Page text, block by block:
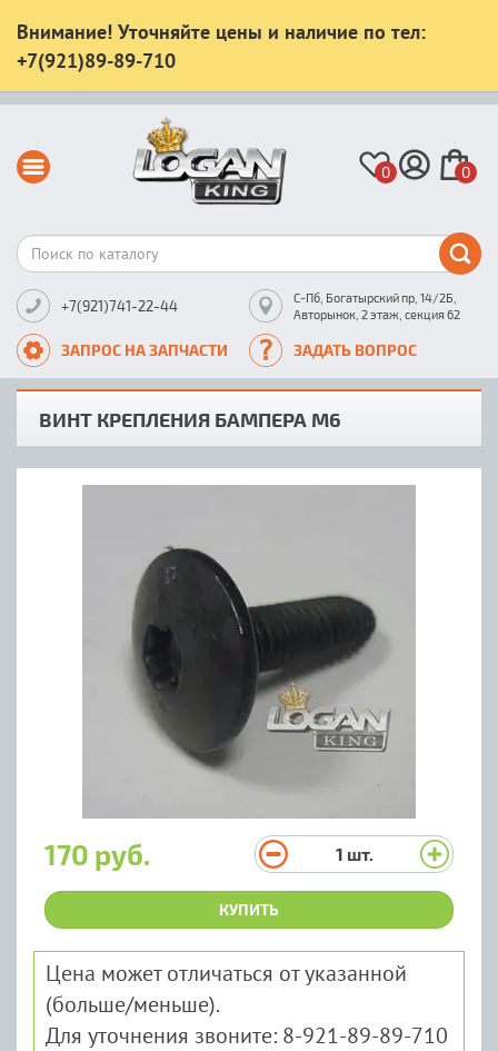
Внимание! Уточняйте цены и наличие по тел:
+7(921)89-89-710
0 0
+7(921)741-22-44
С-Пб, Богатырский пр, 14/2Б,
Авторынок, 2 этаж, секция 62
ЗАПРОС НА ЗАПЧАСТИ ЗАДАТЬ ВОПРОС
ВИНТ КРЕПЛЕНИЯ БАМПЕРА М6
170 руб. 1 шт.
КУПИТЬ
Цена может отличаться от указанной
(больше/меньше).
Для уточнения звоните: 8-921-89-89-710